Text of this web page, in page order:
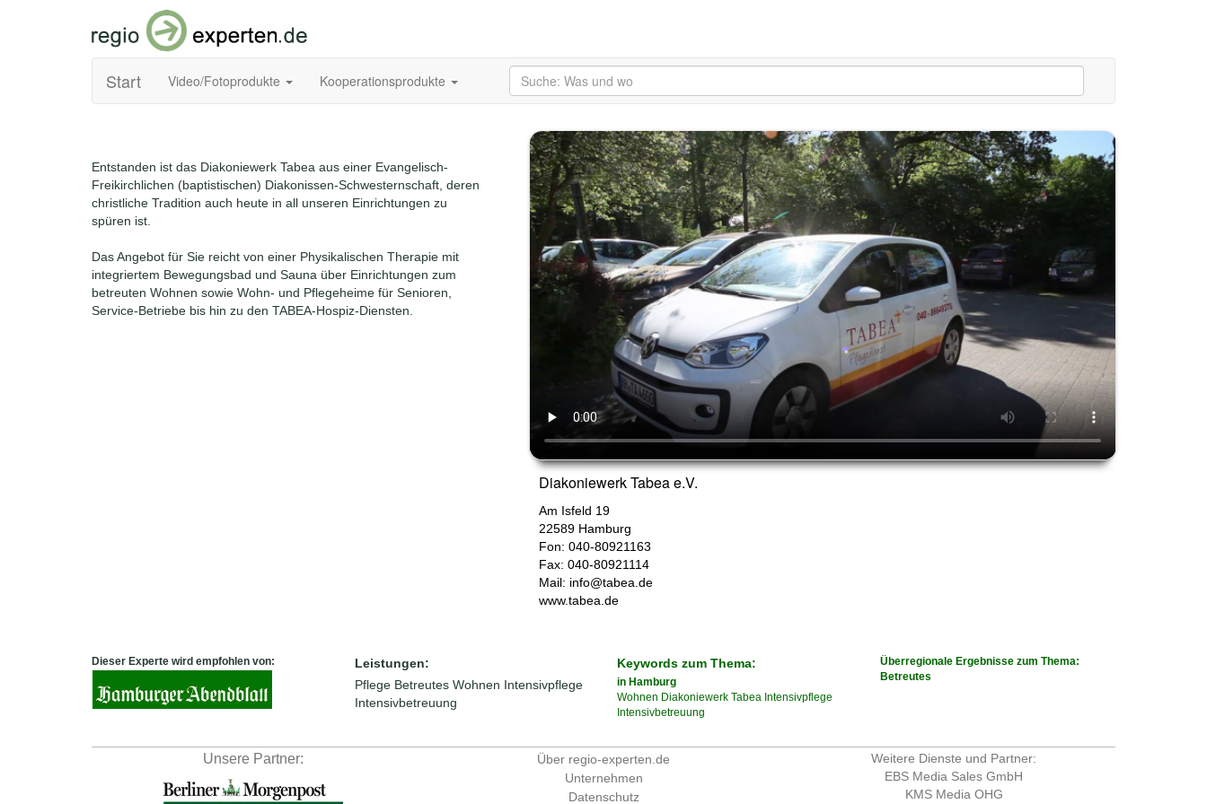
Start Video/Fotoprodukte Kooperationsprodukte
Entstanden ist das Diakoniewerk Tabea aus einer Evangelisch-
Freikirchlichen (baptistischen) Diakonissen-Schwesternschaft, deren
christliche Tradition auch heute in all unseren Einrichtungen zu
spüren ist.
Das Angebot für Sie reicht von einer Physikalischen Therapie mit
integriertem Bewegungsbad und Sauna über Einrichtungen zum
betreuten Wohnen sowie Wohn- und Pflegeheime für Senioren,
Service-Betriebe bis hin zu den TABEA-Hospiz-Diensten.
Diakoniewerk Tabea e.V.
Am Isfeld 19
22589 Hamburg
Fon: 040-80921163
Fax: 040-80921114
Mail: info@tabea.de
www.tabea.de
Dieser Experte wird empfohlen von:
Leistungen:
Pflege Betreutes Wohnen Intensivpflege
Intensivbetreuung
Keywords zum Thema:
in Hamburg
Wohnen Diakoniewerk Tabea Intensivpflege
Intensivbetreuung
Überregionale Ergebnisse zum Thema:
Betreutes
Unsere Partner:
Über regio-experten.de
Unternehmen
Datenschutz
Weitere Dienste und Partner:
EBS Media Sales GmbH
KMS Media OHG